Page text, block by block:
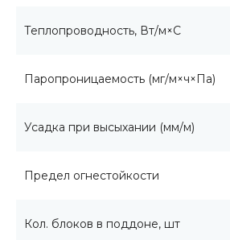
Теплопроводность, Вт/м×С
Паропроницаемость (мг/м×ч×Па)
Усадка при высыхании (мм/м)
Предел огнестойкости
Кол. блоков в поддоне, шт